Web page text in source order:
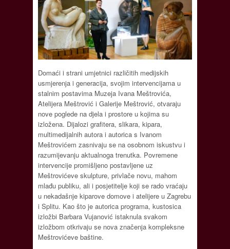
Domaći i strani umjetnici različitih medijskih
usmjerenja i generacija, svojim intervencijama u
stalnim postavima Muzeja Ivana Meštrovića,
Atelijera Meštrović i Galerije Meštrović, otvaraju
nove poglede na djela i prostore u kojima su
izložena. Dijalozi grafitera, slikara, kipara,
multimedijalnih autora i autorica s Ivanom
Meštrovićem zasnivaju se na osobnom iskustvu i
razumijevanju aktualnoga trenutka. Povremene
intervencije promišljeno postavljene uz
Meštrovićeve skulpture, privlače novu, mahom
mlađu publiku, ali i posjetitelje koji se rado vraćaju
u nekadašnje kiparove domove i atelijere u Zagrebu
i Splitu. Kao što je autorica programa, kustosica
izložbi Barbara Vujanović istaknula svakom
izložbom otkrivaju se nova značenja kompleksne
Meštrovićeve baštine.